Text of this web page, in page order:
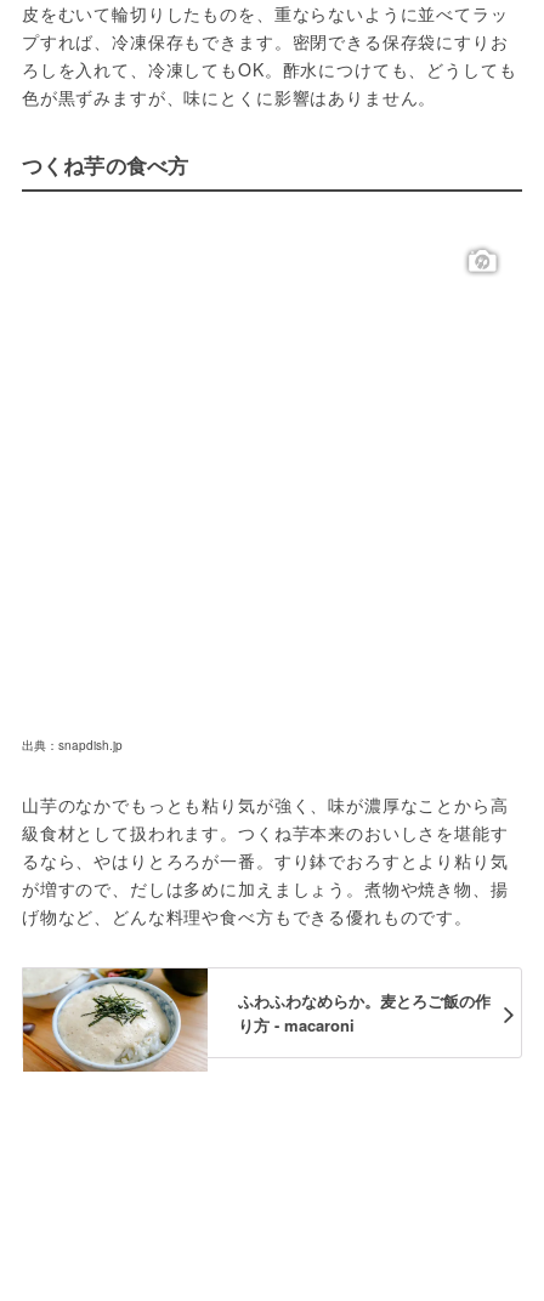
皮をむいて輪切りしたものを、重ならないように並べてラッ
プすれば、冷凍保存もできます。密閉できる保存袋にすりお
ろしを入れて、冷凍してもOK。酢水につけても、どうしても
色が黒ずみますが、味にとくに影響はありません。
つくね芋の食べ方
出典：snapdish.jp
山芋のなかでもっとも粘り気が強く、味が濃厚なことから高
級食材として扱われます。つくね芋本来のおいしさを堪能す
るなら、やはりとろろが一番。すり鉢でおろすとより粘り気
が増すので、だしは多めに加えましょう。煮物や焼き物、揚
げ物など、どんな料理や食べ方もできる優れものです。
ふわふわなめらか。麦とろご飯の作
り方 - macaroni